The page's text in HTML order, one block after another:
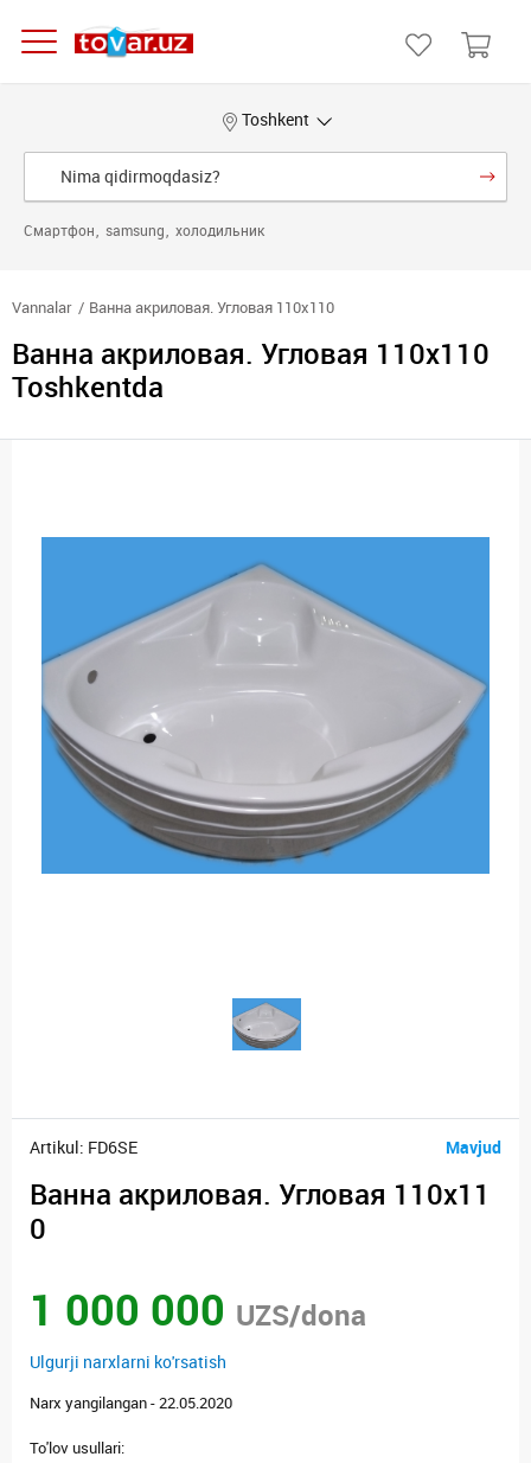
Toshkent
Смартфон samsung холодильник
Vannalar Ванна акриловая. Угловая 110x110
Ванна акриловая. Угловая 110x110
Toshkentda
Artikul: FD6SE Mavjud
Ванна акриловая. Угловая 110x11
0
1 000 000 UZS/dona
Ulgurji narxlarni ko'rsatish
Narx yangilangan - 22.05.2020
To'lov usullari: